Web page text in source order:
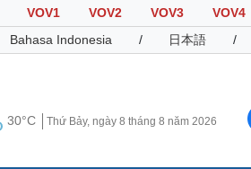
VOV1 VOV2 VOV3 VOV4
Bahasa Indonesia / 日本語 /
30°C Thứ Bảy, ngày 8 tháng 8 năm 2026